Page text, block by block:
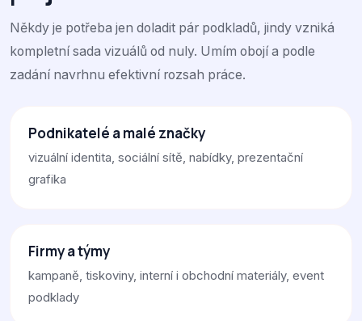
Někdy je potřeba jen doladit pár podkladů, jindy vzniká
kompletní sada vizuálů od nuly. Umím obojí a podle
zadání navrhnu efektivní rozsah práce.
Podnikatelé a malé značky
vizuální identita, sociální sítě, nabídky, prezentační
grafika
Firmy a týmy
kampaně, tiskoviny, interní i obchodní materiály, event
podklady